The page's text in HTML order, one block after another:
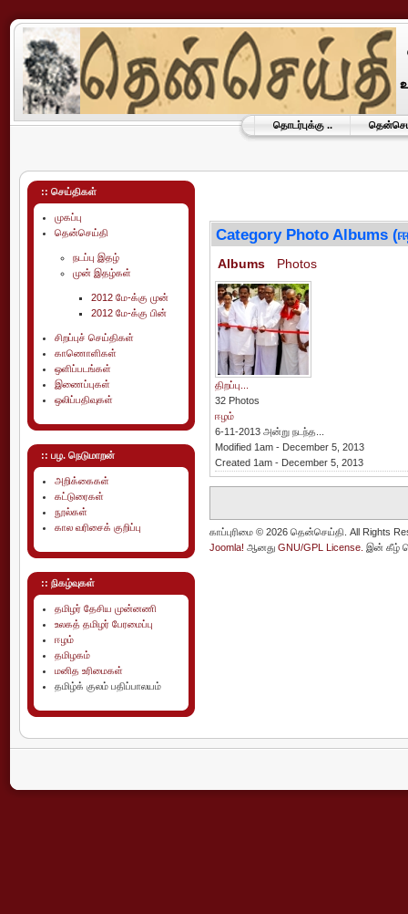
தொடர்புக்கு ..
:: செய்திகள்
முகப்பு
தென்செய்தி
நடப்பு இதழ்
முன் இதழ்கள்
2012 மே-க்கு முன்
2012 மே-க்கு பின்
சிறப்புச் செய்திகள்
காணொளிகள்
ஒளிப்படங்கள்
இணைப்புகள்
ஒலிப்பதிவுகள்
:: பழ. நெடுமாறன்
அறிக்கைகள்
கட்டுரைகள்
நூல்கள்
கால வரிசைக் குறிப்பு
:: நிகழ்வுகள்
தமிழர் தேசிய முன்னணி
உலகத் தமிழர் பேரமைப்பு
ஈழம்
தமிழகம்
மனித உரிமைகள்
தமிழ்க் குலம் பதிப்பாலயம்
Category Photo Albums
Albums Photos
திறப்பு...
32 Photos
ஈழம்
6-11-2013 அன்று நடந்த...
Modified 1am - December 5, 2013
Created 1am - December 5, 2013
காப்புரிமை © 2026 தென்செய்தி. All Rights
Joomla! ஆனது GNU/GPL License. இன் கீழ்